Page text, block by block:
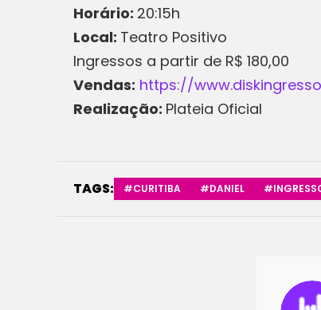
Horário: 20:15h
Local: Teatro Positivo
Ingressos a partir de R$ 180,00
Vendas: https://
Realização: Plateia Oficial
TAGS: #CURITIBA #DANIEL